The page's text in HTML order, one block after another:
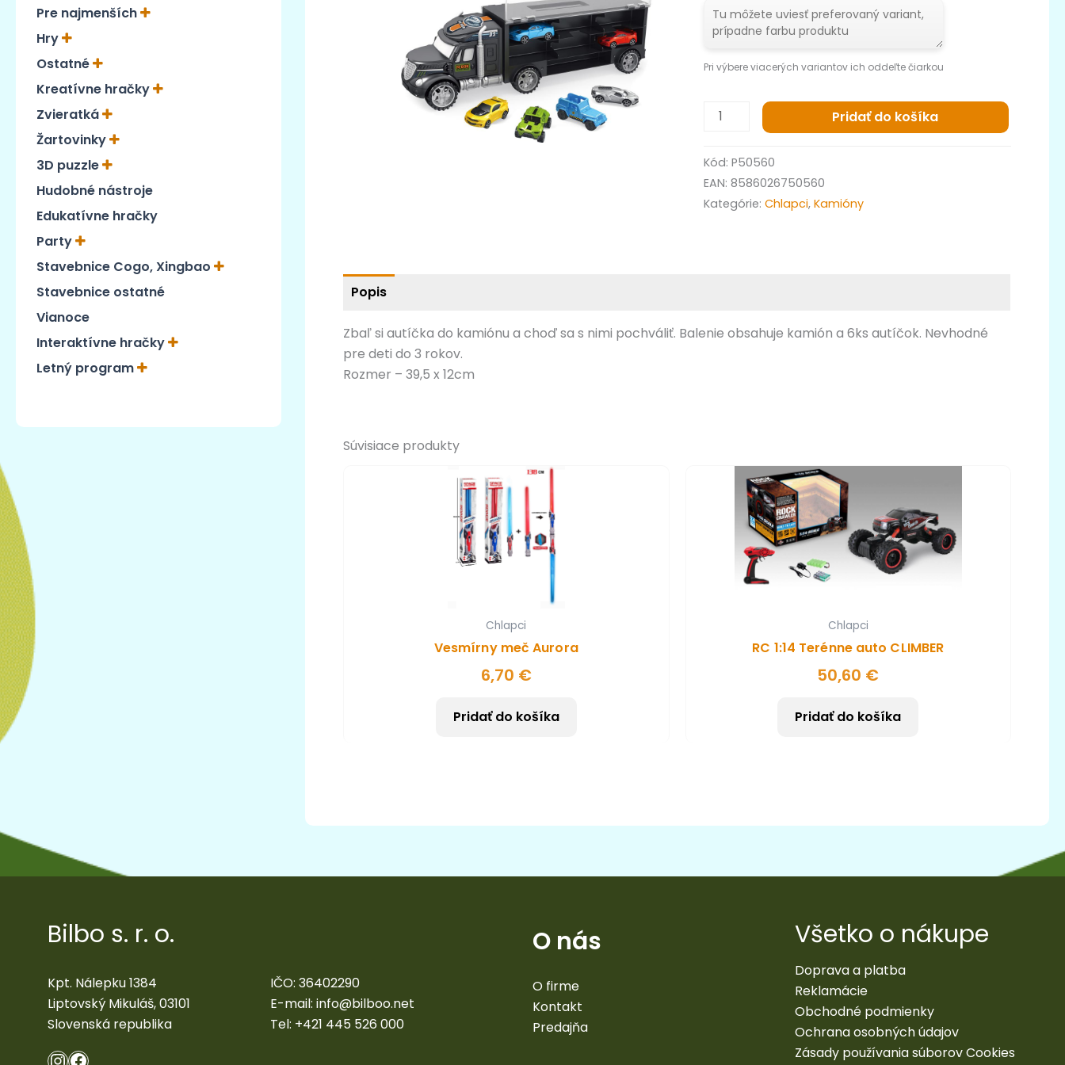
Pre najmenších
Hry
Ostatné
Kreatívne hračky
Zvieratká
Žartovinky
3D puzzle
Hudobné nástroje
Edukatívne hračky
Party
Stavebnice Cogo, Xingbao
Stavebnice ostatné
Vianoce
Interaktívne hračky
Letný program
Pri výbere viacerých variantov ich oddeľte čiarkou
Pridať do košíka
Kód:P50560
EAN:8586026750560
Kategórie:Chlapci,Kamióny
Popis
Zbaľ si autíčka do kamiónu a choď sa s nimi pochváliť. Balenie obsahuje kamión a 6ks autíčok. Nevhodné
pre deti do 3 rokov.
Rozmer – 39,5 x 12cm
Súvisiace produkty
Chlapci
Vesmírny meč Aurora
6,70 €
Pridať do košíka
Chlapci
RC 1:14 Terénne auto CLIMBER
50,60 €
Pridať do košíka
Bilbo s. r. o.
Kpt. Nálepku 1384
Liptovský Mikuláš, 03101
Slovenská republika
IČO: 36402290
E-mail: info@bilboo.net
Tel: +421 445 526 000
O nás
O firme
Kontakt
Predajňa
Všetko o nákupe
Doprava a platba
Reklamácie
Obchodné podmienky
Ochrana osobných údajov
Zásady používania súborov Cookies